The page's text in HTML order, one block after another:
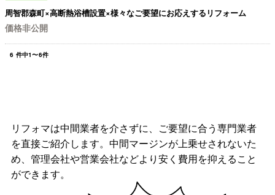
周智郡森町×高断熱浴槽設置×様々なご要望にお応えするリフォーム
価格非公開
6 件中1〜6件
リフォマは中間業者を介さずに、ご要望に合う専門業者
を直接ご紹介します。中間マージンが上乗せされないた
め、管理会社や営業会社などより安く費用を抑えること
ができます。